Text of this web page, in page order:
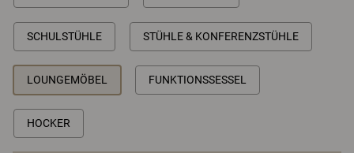
SCHULSTÜHLE STÜHLE & KONFERENZSTÜHLE
LOUNGEMÖBEL FUNKTIONSSESSEL
HOCKER